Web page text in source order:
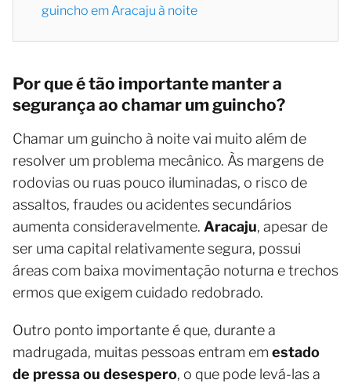
guincho em Aracaju à noite
Por que é tão importante manter a
segurança ao chamar um guincho?
Chamar um guincho à noite vai muito além de
resolver um problema mecânico. Às margens de
rodovias ou ruas pouco iluminadas, o risco de
assaltos, fraudes ou acidentes secundários
aumenta consideravelmente. Aracaju, apesar de
ser uma capital relativamente segura, possui
áreas com baixa movimentação noturna e trechos
ermos que exigem cuidado redobrado.
Outro ponto importante é que, durante a
madrugada, muitas pessoas entram em estado
de pressa ou desespero, o que pode levá-las a